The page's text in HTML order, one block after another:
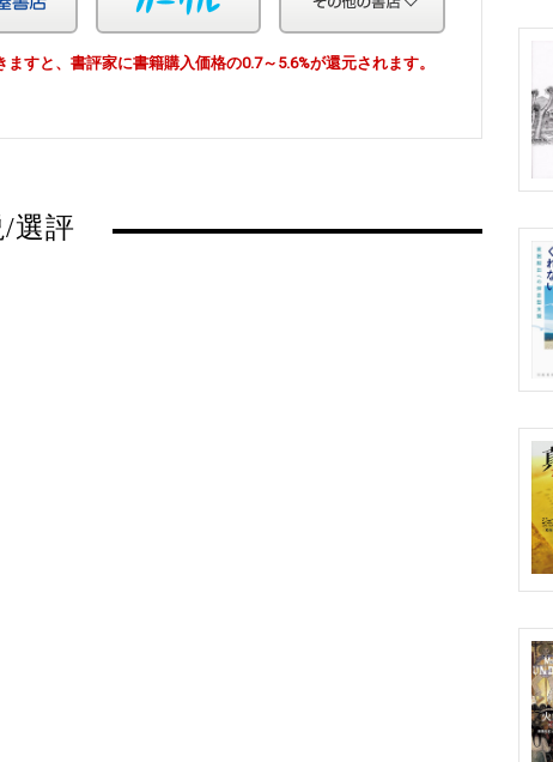
すと、書評家に書籍購入価格の0.7～5.6%が還元されます。
選評